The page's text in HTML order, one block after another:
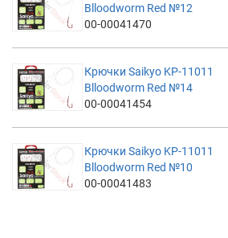
Blloodworm Red №12
00-00041470
Крючки Saikyo KP-11011
Blloodworm Red №14
00-00041454
Крючки Saikyo KP-11011
Blloodworm Red №10
00-00041483